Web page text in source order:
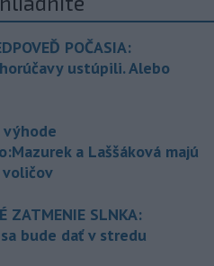
POČASIA:
ustúpili. Alebo
výhode
a Laššáková majú
ZATMENIE SLNKA:
bude dať v stredu